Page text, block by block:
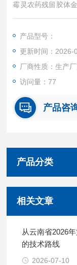
霉灵农药残留胶体
基地、基层监管部
供专业合规的快速
产品型号：
更新时间：2026-
厂商性质：生产
访问量：77
产品咨
产品分类
相关文章
从云南省2026
的技术路线
2026-07-10